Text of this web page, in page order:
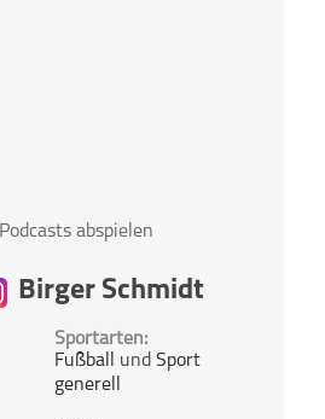
Podcasts abspielen
Birger Schmidt
Sportarten:
Fußball
und Sport
generell